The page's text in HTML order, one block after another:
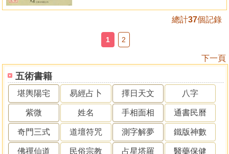
五術書籍
堪輿陽宅 易經占卜 擇日天文 八字
紫微 姓名 手相面相 通書民曆
奇門三式 道壇符咒 測字解夢 鐵版神數
佛禪仙道 民俗宗教 占星塔羅 醫藥保健
總計37個記錄
1 2
下一頁